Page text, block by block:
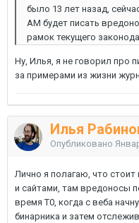
было 13 лет назад,
АМ будет писать
рамок текущего
Ну, Илья, я не говорил про
за примерами из жизни
Илья
Опубликовано
Лично я полагаю, что
и сайтами, там вредоносы
время T0, когда с веба
бинарника и затем